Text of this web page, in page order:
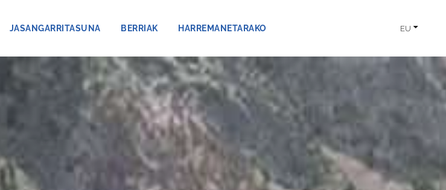
JASANGARRITASUNA BERRIAK HARREMANETARAKO EU